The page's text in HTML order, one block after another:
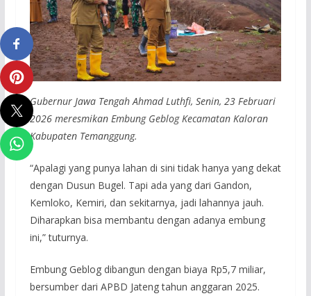
Gubernur Jawa Tengah Ahmad Luthfi, Senin, 23 Februari
2026 meresmikan Embung Geblog Kecamatan Kaloran
Kabupaten Temanggung.
“Apalagi yang punya lahan di sini tidak hanya yang dekat
dengan Dusun Bugel. Tapi ada yang dari Gandon,
Kemloko, Kemiri, dan sekitarnya, jadi lahannya jauh.
Diharapkan bisa membantu dengan adanya embung
ini,” tuturnya.
Embung Geblog dibangun dengan biaya Rp5,7 miliar,
bersumber dari APBD Jateng tahun anggaran 2025.